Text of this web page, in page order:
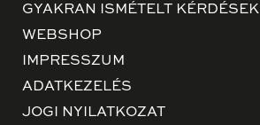
GYAKRAN ISMÉTELT KÉRDÉSEK
WEBSHOP
IMPRESSZUM
ADATKEZELÉS
JOGI NYILATKOZAT